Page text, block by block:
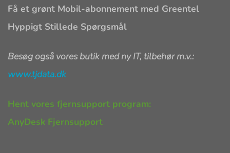
Få et grønt Mobil-abonnement med Greentel
Hyppigt Stillede Spørgsmål
Besøg også vores butik med ny IT, tilbehør m.v.:
www.tjdata.dk
Hent vores fjernsupport program:
AnyDesk Fjernsupport